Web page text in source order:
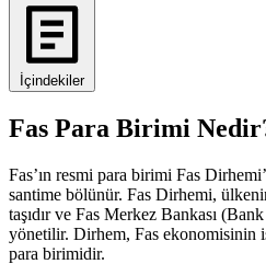
İçindekiler
Fas Para Birimi
Fas’ın resmi para birimi Fas
santime bölünür. Fas Dirhemi,
taşıdır ve Fas Merkez Bankası
yönetilir. Dirhem, Fas ekonomisinin
para birimidir.